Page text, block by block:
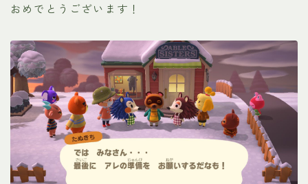
おめでとうございます！